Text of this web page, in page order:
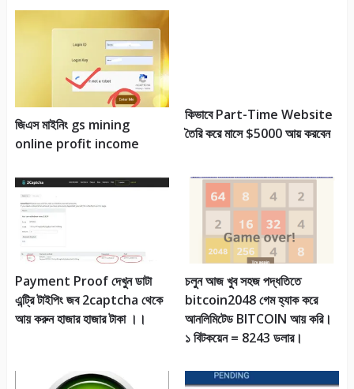
জিএস মাইনিং gs mining
online profit income
কিভাবে Part-Time Website
তৈরি করে মাসে $5000 আয় করবেন
Payment Proof দেখুন ডাটা
এন্ট্রি টাইপিং জব 2captcha থেকে
আয় করুন হাজার হাজার টাকা ।।
চলুন আজ খুব সহজ পদ্ধতিতে
bitcoin2048 গেম হ্যাক করে
আনলিমিটেড BITCOIN আয় করি।
১ বিটকয়েন = 8243 ডলার।